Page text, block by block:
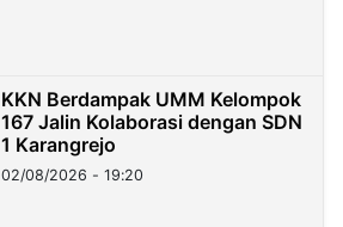
KKN Berdampak UMM Kelompok
167 Jalin Kolaborasi dengan SDN
1 Karangrejo
02/08/2026 - 19:20